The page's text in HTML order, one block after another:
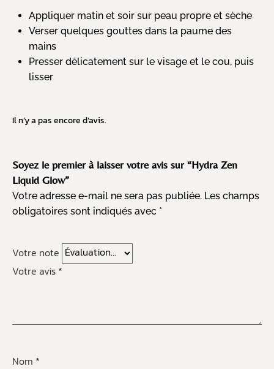
Appliquer matin et soir sur peau propre et sèche
Verser quelques gouttes dans la paume des
mains
Presser délicatement sur le visage et le cou, puis
lisser
Il n’y a pas encore d’avis.
Soyez le premier à laisser votre avis sur “Hydra Zen
Liquid Glow”
Votre adresse e-mail ne sera pas publiée. Les champs
obligatoires sont indiqués avec *
Votre note
Votre avis *
Nom *